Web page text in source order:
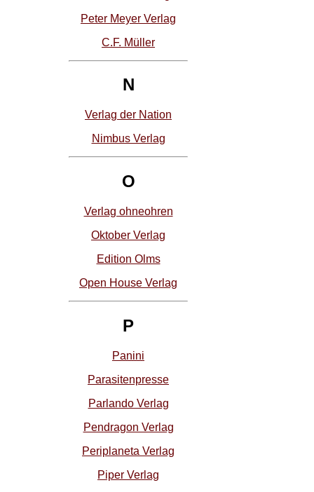
Peter Meyer Verlag
C.F. Müller
N
Verlag der Nation
Nimbus Verlag
O
Verlag ohneohren
Oktober Verlag
Edition Olms
Open House Verlag
P
Panini
Parasitenpresse
Parlando Verlag
Pendragon Verlag
Periplaneta Verlag
Piper Verlag